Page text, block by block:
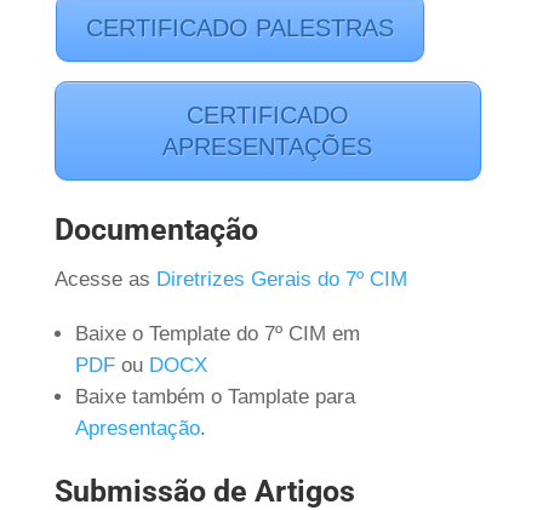
CERTIFICADO PALESTRAS
CERTIFICADO
APRESENTAÇÕES
Documentação
Acesse as Diretrizes Gerais do 7º CIM
Baixe o Template do 7º CIM em
PDFou DOCX
Baixe também o Tamplate para
Apresentação.
Submissão de Artigos